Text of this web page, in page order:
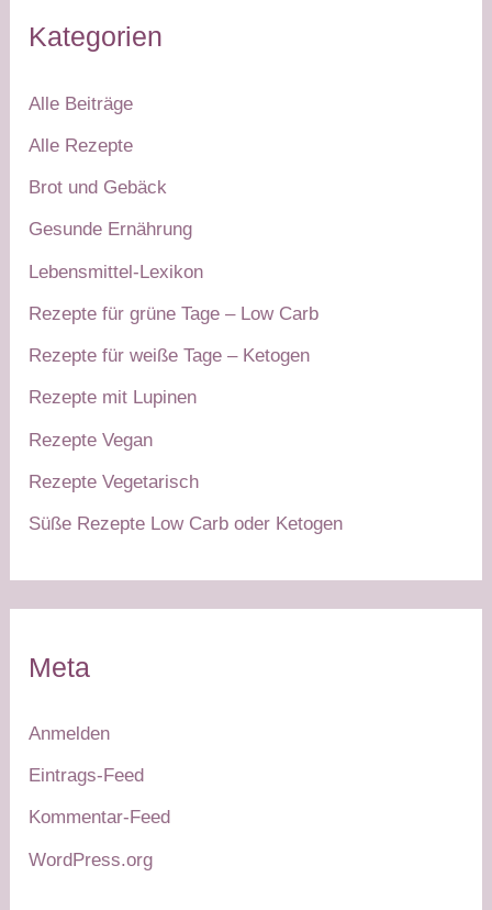
Kategorien
Alle Beiträge
Alle Rezepte
Brot und Gebäck
Gesunde Ernährung
Lebensmittel-Lexikon
Rezepte für grüne Tage – Low Carb
Rezepte für weiße Tage – Ketogen
Rezepte mit Lupinen
Rezepte Vegan
Rezepte Vegetarisch
Süße Rezepte Low Carb oder Ketogen
Meta
Anmelden
Eintrags-Feed
Kommentar-Feed
WordPress.org